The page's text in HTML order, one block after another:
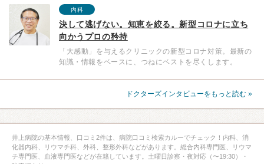
内科
決して逃げない。知恵を絞る。新型コロナに立ち
向かうプロの矜持
「大感動」を与えるクリニックの新型コロナ対策。最新の
知識・情報をベースに、つねにベストを尽くします。
ドクターズインタビューをもっと読む »
井上病院の基本情報、口コミ2件は、病院口コミ検索カルーでチェック！内科、消
化器内科、リウマチ科、外科、整形外科などがあります。総合内科専門医、リウマ
チ専門医、血液専門医などが在籍しています。土曜日診察・夜対応（〜19:30）・